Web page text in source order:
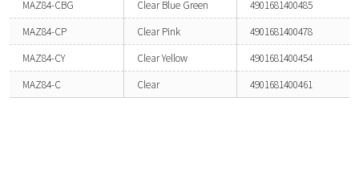
MAZ84-CBG
Clear Blue Green
4901681400485
MAZ84-CP
Clear Pink
4901681400478
MAZ84-CY
Clear Yellow
4901681400454
MAZ84-C
Clear 4901681400461